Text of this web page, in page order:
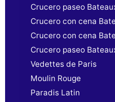
Crucero paseo
Crucero con cena
Crucero con cena
Crucero paseo
Vedettes de Paris
Moulin Rouge
Paradis Latin